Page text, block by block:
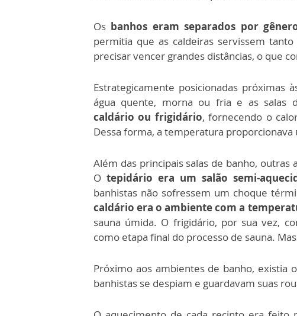
Os banhos eram separados por
permitia que as caldeiras servissem
precisar vencer grandes distâncias, o que
Estrategicamente posicionadas próximas
água quente, morna ou fria e as salas
caldário ou frigidário, fornecendo o
Dessa forma, a temperatura
Além das principais salas de banho,
O tepidário era um salão semi-
banhistas não sofressem um choque
caldário era o ambiente com a
sauna úmida. O frigidário, por sua vez,
como etapa final do processo de sauna.
Próximo aos ambientes de banho, existia
banhistas se despiam e guardavam suas